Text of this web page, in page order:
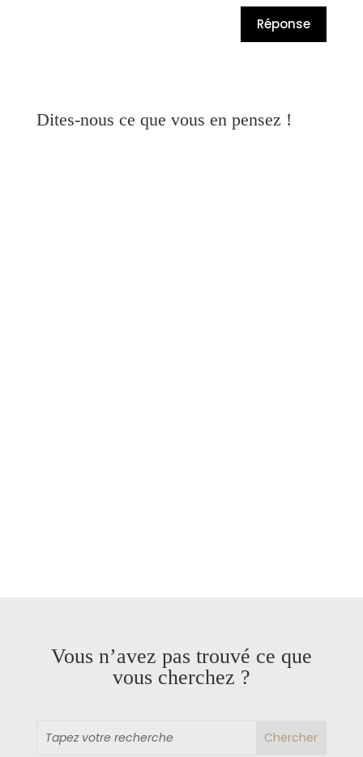
Réponse
Dites-nous ce que vous en pensez !
Vous n’avez pas trouvé ce que
vous cherchez ?